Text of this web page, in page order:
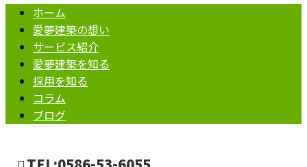
ホーム
愛夢建築の想い
サービス紹介
愛夢建築を知る
採用を知る
コラム
ブログ